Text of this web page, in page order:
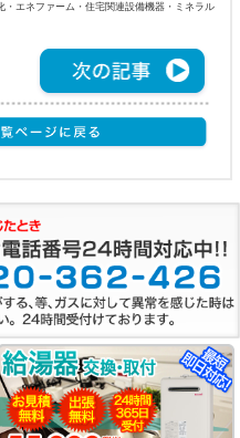
・エネファーム・住宅関連設備機器・ミネラル